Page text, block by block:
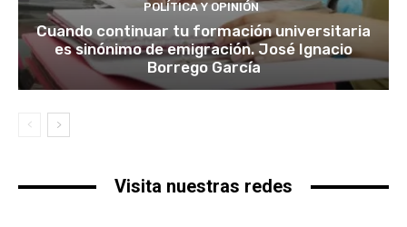
POLÍTICA Y OPINIÓN
Cuando continuar tu formación universitaria
es sinónimo de emigración. José Ignacio
Borrego García
Visita nuestras redes